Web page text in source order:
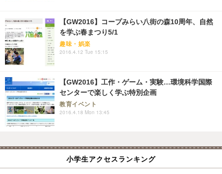
【GW2016】コープみらい八街の森10周年、自然
を学ぶ春まつり5/1
趣味・娯楽
2016.4.12 Tue 15:15
【GW2016】工作・ゲーム・実験…環境科学国際
センターで楽しく学ぶ特別企画
教育イベント
2016.4.18 Mon 13:45
小学生アクセスランキング